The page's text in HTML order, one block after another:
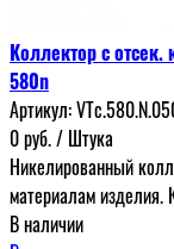
Коллектор с
580n
Артикул:
0руб./ Штука
Никелированный
материалам изделия.
В наличии